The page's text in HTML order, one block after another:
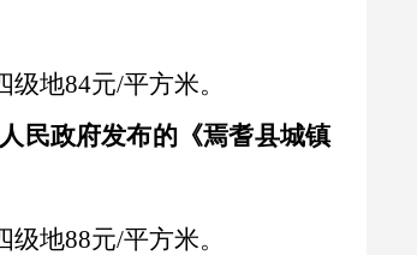
地84元/平方米。
民政府发布的《焉耆县城镇
地88元/平方米。